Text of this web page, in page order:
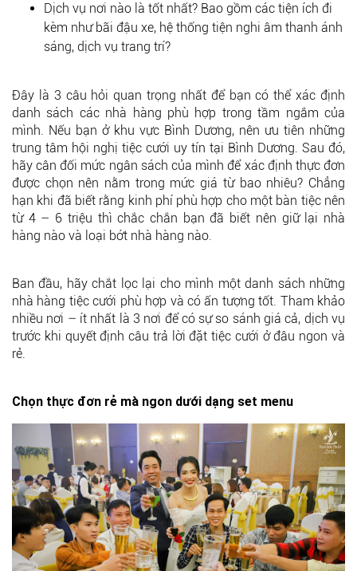
Dịch vụ nơi nào là tốt nhất? Bao gồm các tiện ích đi
kèm như bãi đậu xe, hệ thống tiện nghi âm thanh ánh
sáng, dịch vụ trang trí?
Đây là 3 câu hỏi quan trọng nhất để bạn có thể xác định
danh sách các nhà hàng phù hợp trong tầm ngắm của
mình. Nếu bạn ở khu vực Bình Dương, nên ưu tiên những
trung tâm hội nghị tiệc cưới uy tín tại Bình Dương. Sau đó,
hãy cân đối mức ngân sách của mình để xác định thực đơn
được chọn nên nằm trong mức giá từ bao nhiêu? Chẳng
hạn khi đã biết rằng kinh phí phù hợp cho một bàn tiệc nên
từ 4 – 6 triệu thì chắc chắn bạn đã biết nên giữ lại nhà
hàng nào và loại bớt nhà hàng nào.
Ban đầu, hãy chắt lọc lại cho mình một danh sách những
nhà hàng tiệc cưới phù hợp và có ấn tượng tốt. Tham khảo
nhiều nơi – ít nhất là 3 nơi để có sự so sánh giá cả, dịch vụ
trước khi quyết định câu trả lời đặt tiệc cưới ở đâu ngon và
rẻ.
Chọn thực đơn rẻ mà ngon dưới dạng set menu